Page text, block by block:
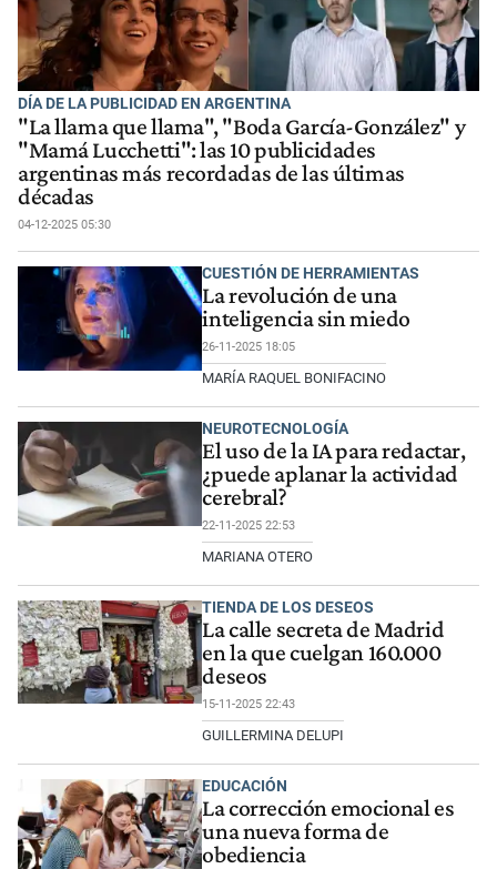
DÍA DE LA PUBLICIDAD EN ARGENTINA
"La llama que llama", "Boda García-González" y
"Mamá Lucchetti": las 10 publicidades
argentinas más recordadas de las últimas
décadas
04-12-2025 05:30
CUESTIÓN DE HERRAMIENTAS
La revolución de una
inteligencia sin miedo
26-11-2025 18:05
MARÍA RAQUEL BONIFACINO
NEUROTECNOLOGÍA
El uso de la IA para redactar,
¿puede aplanar la actividad
cerebral?
22-11-2025 22:53
MARIANA OTERO
TIENDA DE LOS DESEOS
La calle secreta de Madrid
en la que cuelgan 160.000
deseos
15-11-2025 22:43
GUILLERMINA DELUPI
EDUCACIÓN
La corrección emocional es
una nueva forma de
obediencia